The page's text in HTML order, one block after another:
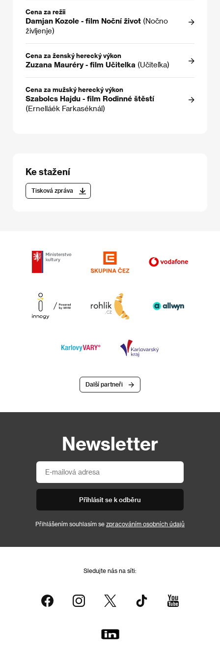
Cena za režii
Damjan Kozole - film Noční život (Nočno
življenje)
Cena za ženský herecký výkon
Zuzana Mauréry - film Učitelka (Učiteľka)
Cena za mužský herecký výkon
Szabolcs Hajdu - film Rodinné štěstí
(Ernelláék Farkaséknál)
Ke stažení
Tisková zpráva
Další partneři
Newsletter
Přihlásit se k odběru
Přihlášením souhlasím se zpracováním osobních údajů
Sledujte nás na síti: